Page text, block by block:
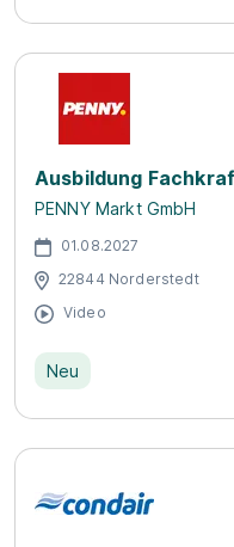
Ausbildung
PENNY Markt GmbH
01.08.2027
22844 Norderstedt
Video
Neu